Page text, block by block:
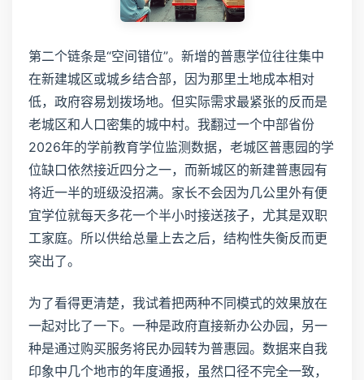
第二个链条是“空间错位”。新增的普惠学位往往集中
在新建城区或城乡结合部，因为那里土地成本相对
低，政府容易划拨场地。但实际需求最紧张的反而是
老城区和人口密集的城中村。我翻过一个中部省份
2026年的学前教育学位监测数据，老城区普惠园的学
位缺口依然接近四分之一，而新城区的新建普惠园有
将近一半的班级没招满。家长不会因为几公里外有便
宜学位就每天多花一个半小时接送孩子，尤其是双职
工家庭。所以供给总量上去之后，结构性失衡反而更
突出了。
为了看得更清楚，我试着把两种不同模式的效果放在
一起对比了一下。一种是政府直接新办公办园，另一
种是通过购买服务将民办园转为普惠园。数据来自我
印象中几个地市的年度通报，虽然口径不完全一致，